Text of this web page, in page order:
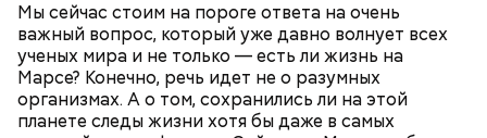
Мы сейчас стоим на пороге ответа на очень
важный вопрос, который уже давно волнует всех
ученых мира и не только — есть ли жизнь на
Марсе? Конечно, речь идет не о разумных
организмах. А о том, сохранились ли на этой
планете следы жизни хотя бы даже в самых